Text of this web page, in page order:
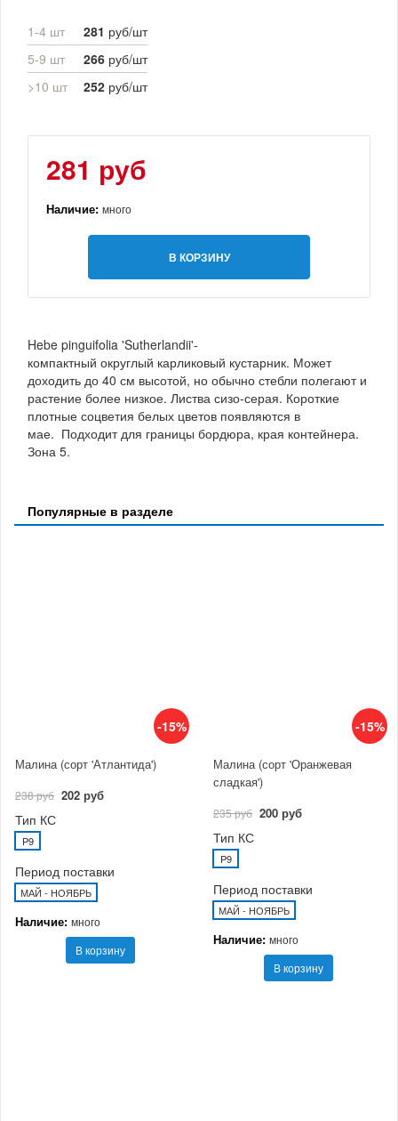
1-4 шт 281 руб/шт
5-9 шт
266 руб/шт
>10 шт
252 руб/шт
281 руб
Наличие: много
В КОРЗИНУ
Hebe pinguifolia 'Sutherlandii'-
компактный округлый карликовый кустарник. Может
доходить до 40 см высотой, но обычно стебли полегают и
растение более низкое. Листва сизо-серая. Короткие
плотные соцветия белых цветов появляются в
мае. Подходит для границы бордюра, края контейнера.
Зона 5.
Популярные в разделе
-15%
Малина (сорт 'Атлантида')
238 руб 202 руб
Тип КС
P9
Период поставки
МАЙ - НОЯБРЬ
Наличие: много
В корзину
-15%
Малина (сорт 'Оранжевая
сладкая')
235 руб 200 руб
Тип КС
P9
Период поставки
МАЙ - НОЯБРЬ
Наличие: много
В корзину